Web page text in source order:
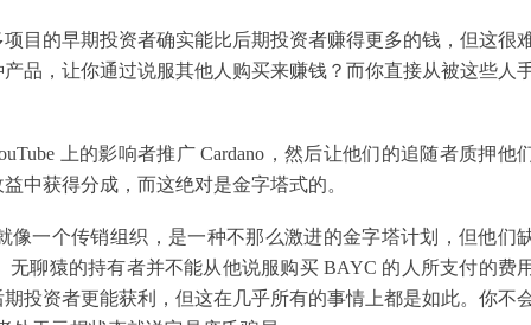
目的早期投资者确实能比后期投资者赚得更多的钱，但这很
品，让你通过说服其他人购买来赚钱？而你直接从被这些人
上的影响者推广 Cardano，然后让他们的追随者质押他
中获得分成，而这绝对是金字塔式的。
像一个传销组织，是一种不那么激进的金字塔计划，但他们
聊猿的持有者并不能从他说服购买 BAYC 的人所支付的费用
投资者更能获利，但这在几乎所有的事情上都是如此。你不